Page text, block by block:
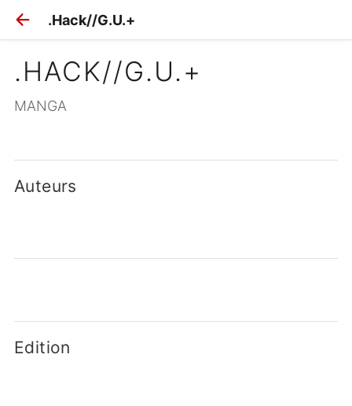
.Hack//G.U.+
.HACK//G.U.+
MANGA
Auteurs
Edition